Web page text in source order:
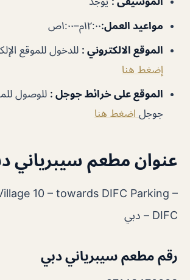
مواعيد العمل:١٢:٠٠م–١:٠٠ص
الموقع الالكتروني : للدخول للموقع
إضغط هنا
الموقع على خرائط جوجل : للوصول
جوجل اضغط هنا
عنوان مطعم سيبرياني
10 – towards DIFC Parking –
DIFC – دبي
رقم مطعم سيبرياني دبي